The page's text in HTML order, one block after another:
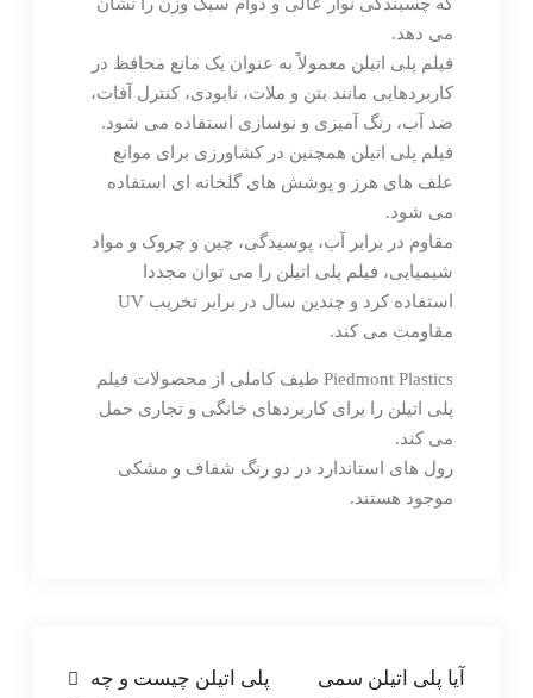
می دهد.
فیلم پلی اتیلن معمولاً به عنوان یک مانع محافظ در
کاربردهایی مانند بتن و ملات، نابودی، کنترل آفات،
ضد آب، رنگ آمیزی و نوسازی استفاده می شود.
فیلم پلی اتیلن همچنین در کشاورزی برای موانع
علف های هرز و پوشش های گلخانه ای استفاده
می شود.
مقاوم در برابر آب، پوسیدگی، چین و چروک و مواد
شیمیایی، فیلم پلی اتیلن را می توان مجددا
استفاده کرد و چندین سال در برابر تخریب UV
مقاومت می کند.
Piedmont Plastics طیف کاملی از محصولات فیلم
پلی اتیلن را برای کاربردهای خانگی و تجاری حمل
می کند.
رول های استاندارد در دو رنگ شفاف و مشکی
موجود هستند.
راهبری
پلی اتیلن چیست و چه
آیا پلی اتیلن سمی